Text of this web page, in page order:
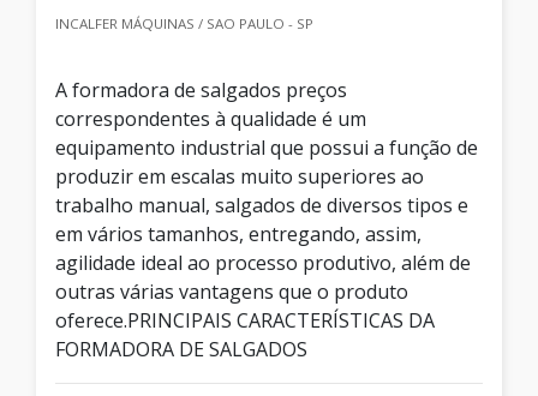
INCALFER MÁQUINAS / SAO PAULO - SP
A formadora de salgados preços
correspondentes à qualidade é um
equipamento industrial que possui a função de
produzir em escalas muito superiores ao
trabalho manual, salgados de diversos tipos e
em vários tamanhos, entregando, assim,
agilidade ideal ao processo produtivo, além de
outras várias vantagens que o produto
oferece.PRINCIPAIS CARACTERÍSTICAS DA
FORMADORA DE SALGADOS